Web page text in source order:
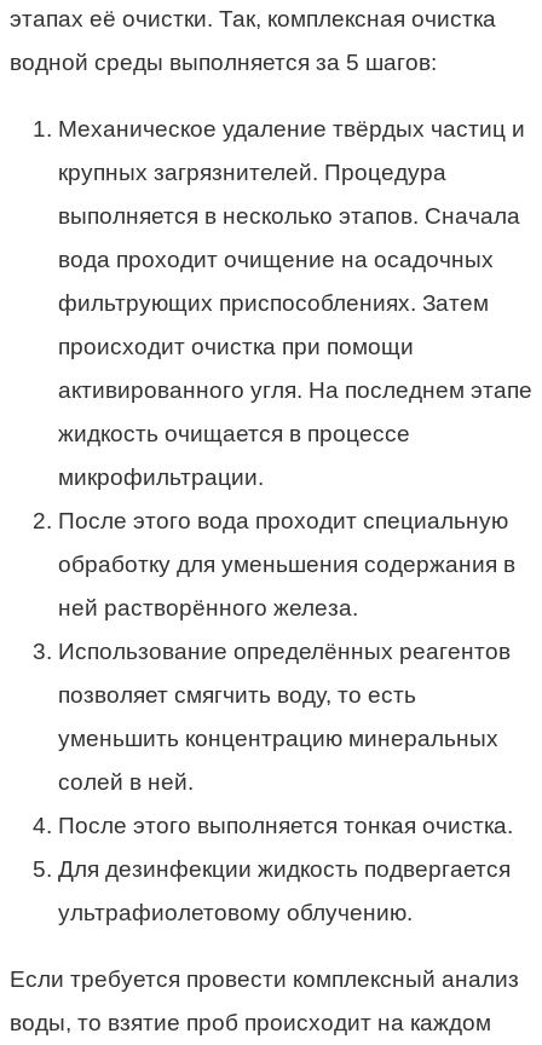
этапах её очистки. Так, комплексная очистка
водной среды выполняется за 5 шагов:
Механическое удаление твёрдых частиц и
крупных загрязнителей. Процедура
выполняется в несколько этапов. Сначала
вода проходит очищение на осадочных
фильтрующих приспособлениях. Затем
происходит очистка при помощи
активированного угля. На последнем этапе
жидкость очищается в процессе
микрофильтрации.
После этого вода проходит специальную
обработку для уменьшения содержания в
ней растворённого железа.
Использование определённых реагентов
позволяет смягчить воду, то есть
уменьшить концентрацию минеральных
солей в ней.
После этого выполняется тонкая очистка.
Для дезинфекции жидкость подвергается
ультрафиолетовому облучению.
Если требуется провести комплексный анализ
воды, то взятие проб происходит на каждом